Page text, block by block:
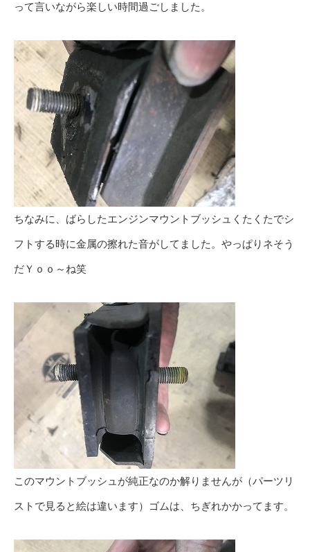
って言いながら楽しい時間過ごしました。
ちなみに、ばらしたエンジンマウントブッシュくたくたでシ
フトする時に金属の擦れた音がしてました。やっぱりネそう
だＹｏｏ～ね笑
このマウントブッシュが純正なのか解りませんが（パーツリ
ストで見ると絵は違います）ゴムは、ちぎれかかってます。